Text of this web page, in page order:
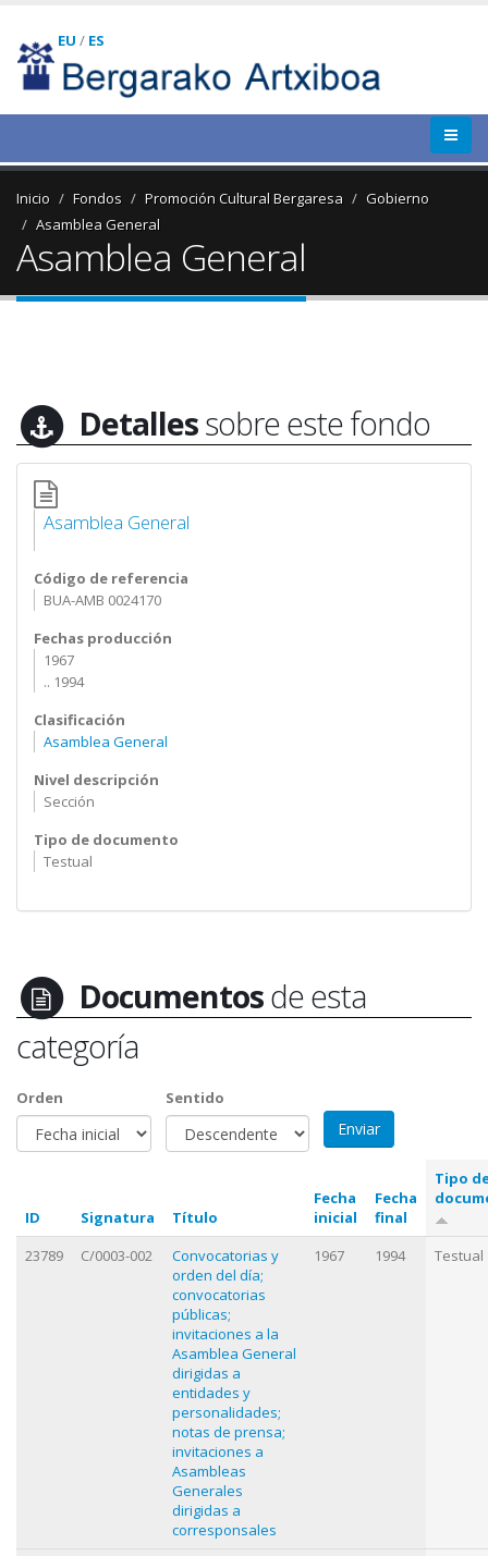
EU / ES
Inicio Fondos Promoción Cultural Bergaresa
Gobierno
Asamblea General
Asamblea General
Detallessobre este fondo
Asamblea General
Código de referencia
BUA-AMB 0024170
Fechas producción
1967
.. 1994
Clasificación
Asamblea General
Nivel descripción
Sección
Tipo de documento
Testual
Documentosde esta
categoría
Orden Sentido
ID Signatura Título
Fecha
inicial
Fecha
final
Tipo
23789 C/0003-002
Convocatorias y
orden del día;
convocatorias
públicas;
invitaciones a la
Asamblea General
dirigidas a
entidades y
personalidades;
notas de prensa;
invitaciones a
Asambleas
Generales
dirigidas a
corresponsales
1967 1994 Testual